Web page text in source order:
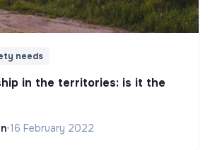
needs
in the territories: is it the
•16 February 2022